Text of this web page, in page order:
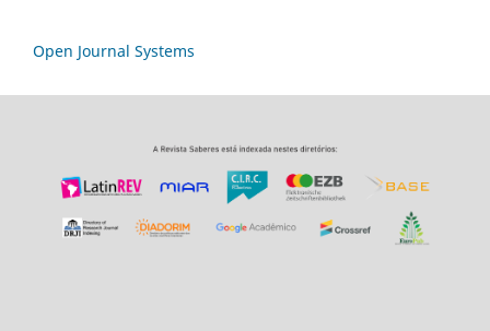
Open Journal Systems